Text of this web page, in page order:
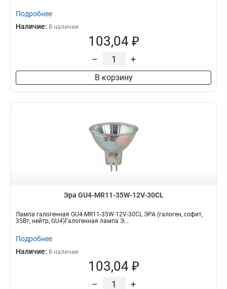
Подробнее
Наличие: В наличии
103,04 ₽
– +
В корзину
Эра GU4-MR11-35W-12V-30CL
Лампа галогенная GU4-MR11-35W-12V-30CL ЭРА (галоген, софит,
35Вт, нейтр, GU4)Галогенная лампа Э...
Подробнее
Наличие: В наличии
103,04 ₽
– +